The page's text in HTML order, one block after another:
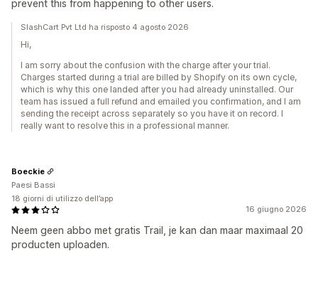
prevent this from happening to other users.
SlashCart Pvt Ltd ha risposto 4 agosto 2026
Hi,
I am sorry about the confusion with the charge after your trial.
Charges started during a trial are billed by Shopify on its own cycle,
which is why this one landed after you had already uninstalled. Our
team has issued a full refund and emailed you confirmation, and I am
sending the receipt across separately so you have it on record. I
really want to resolve this in a professional manner.
16 giugno 2026
Neem geen abbo met gratis Trail, je kan dan maar maximaal 20
producten uploaden.
Boeckie
Paesi Bassi
18 giorni di utilizzo dell’app